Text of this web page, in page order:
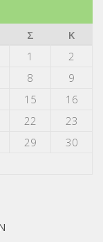
Σ
Κ
1
2
8
9
15
16
22
23
29
30